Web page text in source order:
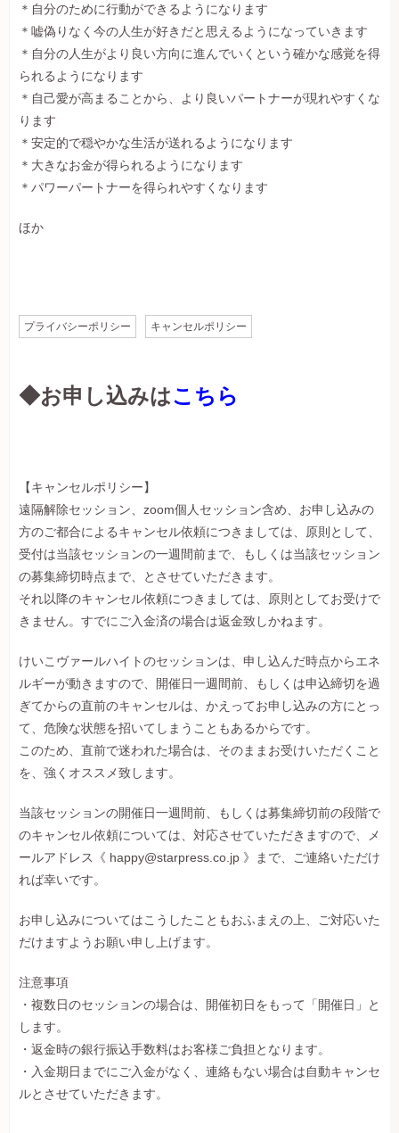
＊自分のために行動ができるようになります
＊嘘偽りなく今の人生が好きだと思えるようになっていきます
＊自分の人生がより良い方向に進んでいくという確かな感覚を得
られるようになります
＊自己愛が高まることから、より良いパートナーが現れやすくな
ります
＊安定的で穏やかな生活が送れるようになります
＊大きなお金が得られるようになります
＊パワーパートナーを得られやすくなります
ほか
プライバシーポリシー キャンセルポリシー
◆お申し込みはこちら
【キャンセルポリシー】
遠隔解除セッション、zoom個人セッション含め、お申し込みの
方のご都合によるキャンセル依頼につきましては、原則として、
受付は当該セッションの一週間前まで、もしくは当該セッション
の募集締切時点まで、とさせていただきます。
それ以降のキャンセル依頼につきましては、原則としてお受けで
きません。すでにご入金済の場合は返金致しかねます。
けいこヴァールハイトのセッションは、申し込んだ時点からエネ
ルギーが動きますので、開催日一週間前、もしくは申込締切を過
ぎてからの直前のキャンセルは、かえってお申し込みの方にとっ
て、危険な状態を招いてしまうこともあるからです。
このため、直前で迷われた場合は、そのままお受けいただくこと
を、強くオススメ致します。
当該セッションの開催日一週間前、もしくは募集締切前の段階で
のキャンセル依頼については、対応させていただきますので、メ
ールアドレス《 happy@starpress.co.jp 》まで、ご連絡いただけ
れば幸いです。
お申し込みについてはこうしたこともおふまえの上、ご対応いた
だけますようお願い申し上げます。
注意事項
・複数日のセッションの場合は、開催初日をもって「開催日」と
します。
・返金時の銀行振込手数料はお客様ご負担となります。
・入金期日までにご入金がなく、連絡もない場合は自動キャンセ
ルとさせていただきます。